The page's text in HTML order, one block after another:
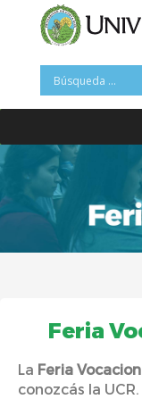
Feria
La Feria
conozcás la